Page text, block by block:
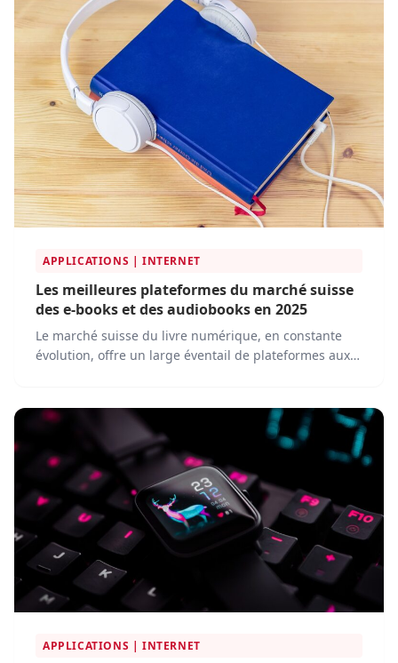
APPLICATIONS | INTERNET
Les meilleures plateformes du marché suisse
des e-books et des audiobooks en 2025
Le marché suisse du livre numérique, en constante
évolution, offre un large éventail de plateformes aux
audio, il est essentiel de connaître les acteurs clés de
ce marché dynamique.
APPLICATIONS | INTERNET